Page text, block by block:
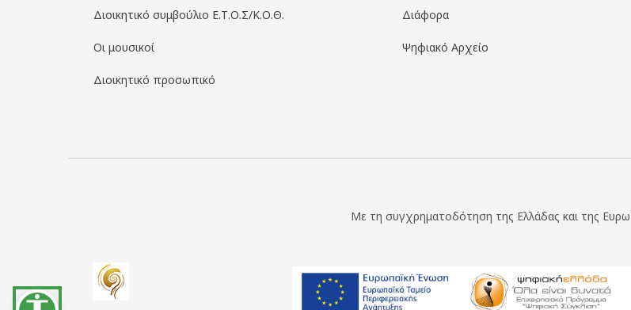
Διοικητικό συμβούλιο Ε.Τ.Ο.Σ/Κ.Ο.Θ.
Οι μουσικοί
Διοικητικό προσωπικό
Διάφορα
Ψηφιακό Αρχείο
Με τη συγχρηματοδότηση της Ελλάδας και της